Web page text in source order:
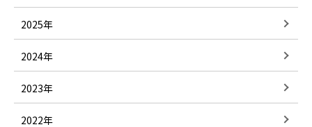
2025年
2024年
2023年
2022年